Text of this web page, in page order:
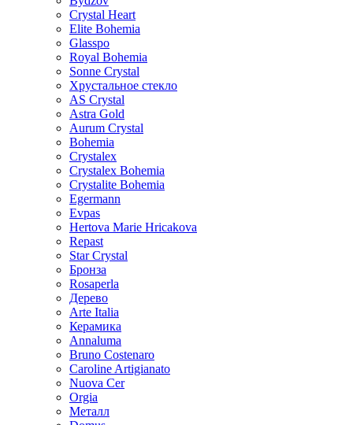
Crystal Heart
Elite Bohemia
Glasspo
Royal Bohemia
Sonne Crystal
Хрустальное стекло
AS Crystal
Astra Gold
Aurum Crystal
Bohemia
Crystalex
Crystalex Bohemia
Crystalite Bohemia
Egermann
Evpas
Hertova Marie Hricakova
Repast
Star Crystal
Бронза
Rosaperla
Дерево
Arte Italia
Керамика
Annaluma
Bruno Costenaro
Caroline Artigianato
Nuova Cer
Orgia
Металл